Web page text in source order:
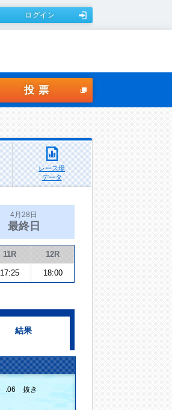
ログイン
投票
レース場
データ
4月28日
最終日
11R 12R
17:25 18:00
結果
.06 抜き